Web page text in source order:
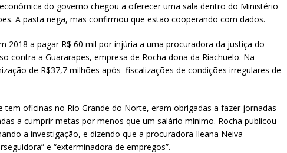
do governo chegou a oferecer uma sala dentro do Ministério
A pasta nega, mas confirmou que estão cooperando com dados.
2018 a pagar R$ 60 mil por injúria a uma procuradora da justiça do
contra a Guararapes, empresa de Rocha dona da Riachuelo. Na
de R$37,7 milhões após fiscalizações de condições irregulares de
tem oficinas no Rio Grande do Norte, eram obrigadas a fazer jornadas
a cumprir metas por menos que um salário mínimo. Rocha publicou
a investigação, e dizendo que a procuradora Ileana Neiva
e “exterminadora de empregos”.